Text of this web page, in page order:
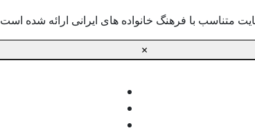
متناسب با فرهنگ خانواده های ایرانی ارائه شده
×